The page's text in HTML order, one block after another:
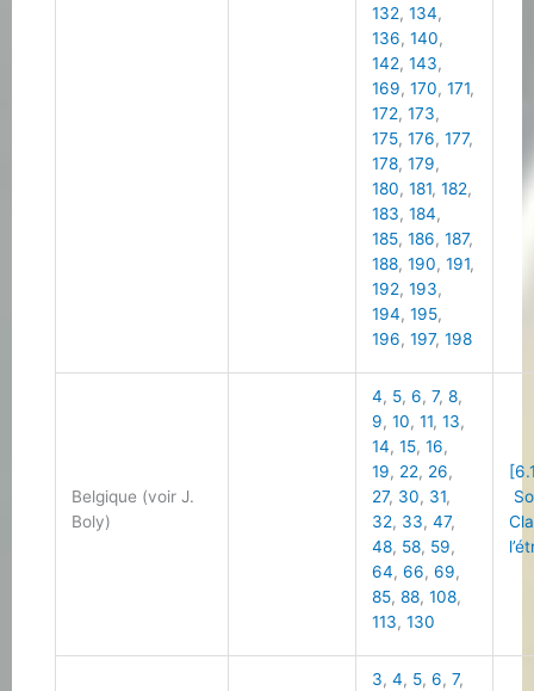
132,134,
136,140,
142,143,
169,170,171,
172,173,
175,176,177,
178,179,
180,181,182,
183,184,
185,186,187,
188,190,191,
192,193,
194,195,
196,197,198
Belgique (voir J.
Boly)
4, 5,6,7,8,
9,10,11,13,
14,15,16,
19, 22, 26,
27, 30, 31,
32, 33,47,
48, 58, 59,
64,66,69,
85,88,108,
113,130
3,4, 5,6,7,